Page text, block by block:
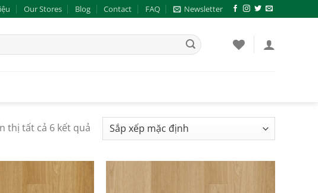
Our Stores Blog Contact FAQ Newsletter
thị tất cả 6 kết quả